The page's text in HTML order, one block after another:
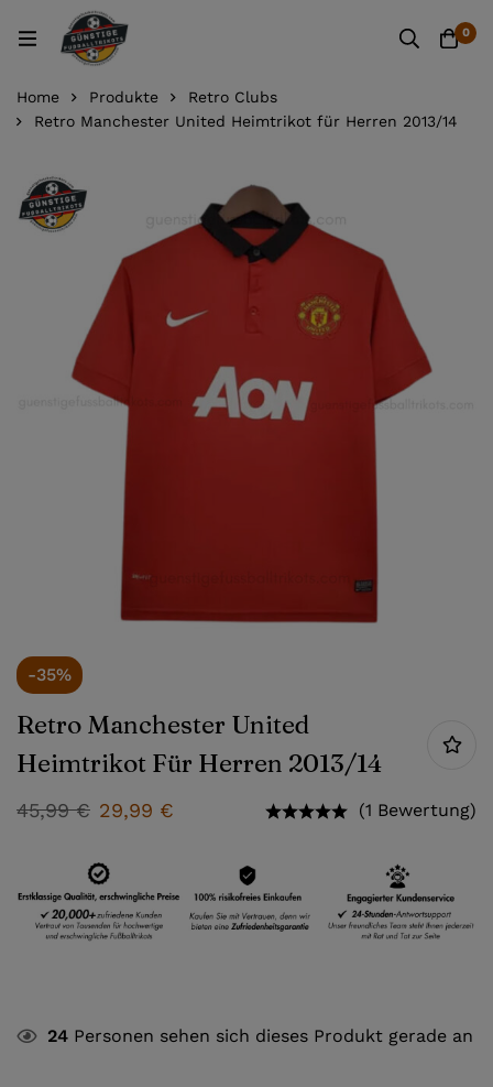
0
Home Produkte
Retro Clubs
Retro Manchester United Heimtrikot für Herren 2013/14
-35%
Retro Manchester United
Heimtrikot Für Herren 2013/14
45,99€ 29,99 € (1 Bewertung)
24 Personen sehen sich dieses Produkt gerade an